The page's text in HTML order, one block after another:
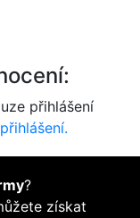
přihlášení
?
získat